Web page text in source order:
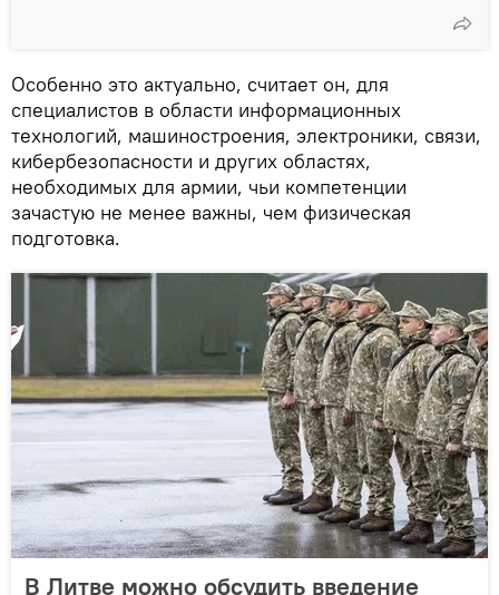
Особенно это актуально, считает он, для
специалистов в области информационных
технологий, машиностроения, электроники, связи,
кибербезопасности и других областях,
необходимых для армии, чьи компетенции
зачастую не менее важны, чем физическая
подготовка.
В Литве можно обсудить введение